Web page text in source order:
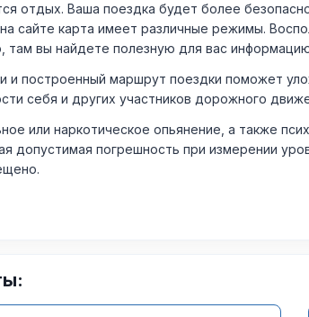
Ваша поездка будет более
сайте карта имеет различные режимы.
вы найдете полезную для вас
построенный маршрут поездки поможет
себя и других участников дорожного
или наркотическое опьянение, а также
погрешность при измерении